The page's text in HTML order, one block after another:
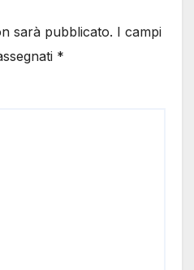
sarà pubblicato. I campi
*